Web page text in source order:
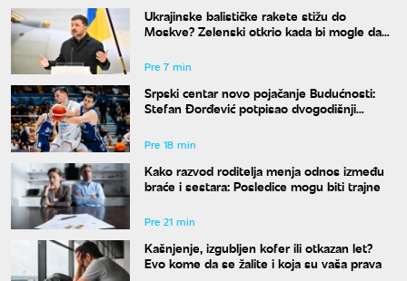
Ukrajinske balističke rakete stižu do
Moskve? Zelenski otkrio kada bi mogle da
Pre 7 min
Srpski centar novo pojačanje Budućnosti:
Stefan Đorđević potpisao dvogodišnji
Pre 18 min
Kako razvod roditelja menja odnos između
braće i sestara: Posledice mogu biti trajne
Pre 21 min
Kašnjenje, izgubljen kofer ili otkazan let?
Evo kome da se žalite i koja su vaša prava